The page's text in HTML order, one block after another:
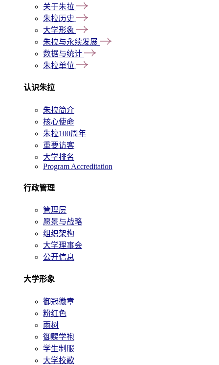
关于朱拉
朱拉历史
大学形象
朱拉与永续发展
数据与统计
朱拉单位
认识朱拉
朱拉简介
核心使命
朱拉100周年
重要访客
大学排名
Program Accreditation
行政管理
管理层
愿景与战略
组织架构
大学理事会
公开信息
大学形象
御冠徽章
粉红色
雨树
御赐学袍
学生制服
大学校歌